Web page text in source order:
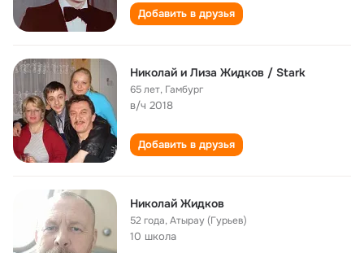
Добавить в друзья
Hиколай и Лиза Жидков / Stark
65 лет, Гамбург
в/ч 2018
Добавить в друзья
Николай Жидков
52 года,Атырау (Гурьев)
10 школа